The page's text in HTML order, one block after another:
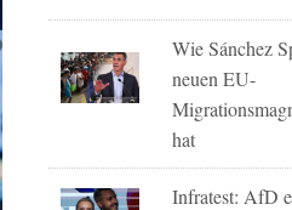
Wie Sánchez
neuen EU-
hat
Infratest: AfD